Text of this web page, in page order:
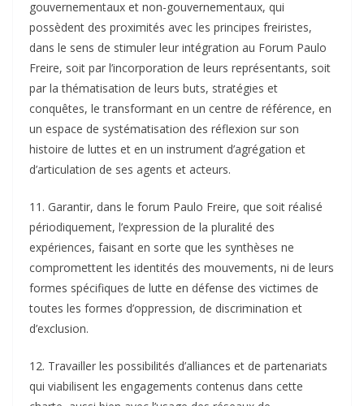
gouvernementaux et non-gouvernementaux, qui
possèdent des proximités avec les principes freiristes,
dans le sens de stimuler leur intégration au Forum Paulo
Freire, soit par l’incorporation de leurs représentants, soit
par la thématisation de leurs buts, stratégies et
conquêtes, le transformant en un centre de référence, en
un espace de systématisation des réflexion sur son
histoire de luttes et en un instrument d’agrégation et
d’articulation de ses agents et acteurs.
11. Garantir, dans le forum Paulo Freire, que soit réalisé
périodiquement, l’expression de la pluralité des
expériences, faisant en sorte que les synthèses ne
compromettent les identités des mouvements, ni de leurs
formes spécifiques de lutte en défense des victimes de
toutes les formes d’oppression, de discrimination et
d’exclusion.
12. Travailler les possibilités d’alliances et de partenariats
qui viabilisent les engagements contenus dans cette